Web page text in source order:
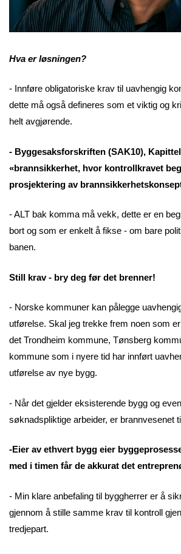
Hva er løsningen?
- Innføre obligatoriske krav til uavhengig
dette må også defineres som et viktig og
helt avgjørende.
- Byggesaksforskriften (SAK10),
«brannsikkerhet, hvor kontrollkravet
prosjektering av
- ALT bak komma må vekk, dette er en
bort og som er enkelt å fikse - om bare
banen.
Still krav - bry deg før det brenner!
- Norske kommuner kan pålegge
utførelse. Skal jeg trekke frem noen som
det Trondheim kommune, Tønsberg
kommune som i nyere tid har innført
utførelse av nye bygg.
- Når det gjelder eksisterende bygg og
søknadspliktige arbeider, er brannvesenet
-Eier av ethvert bygg eier
med i timen får de akkurat det
- Min klare anbefaling til byggherrer er å
gjennom å stille samme krav til kontroll
tredjepart.